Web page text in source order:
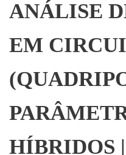
ANÁLISE
EM
HÍBRIDOS |